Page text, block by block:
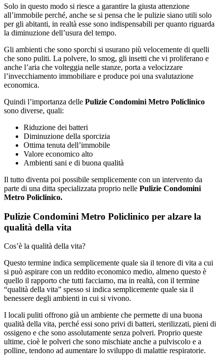
Solo in questo modo si riesce a garantire la giusta attenzione
all’immobile perché, anche se si pensa che le pulizie siano utili solo
per gli abitanti, in realtà esse sono indispensabili per quanto riguarda
la diminuzione dell’usura del tempo.
Gli ambienti che sono sporchi si usurano più velocemente di quelli
che sono puliti. La polvere, lo smog, gli insetti che vi proliferano e
anche l’aria che volteggia nelle stanze, porta a velocizzare
l’invecchiamento immobiliare e produce poi una svalutazione
economica.
Quindi l’importanza delle Pulizie Condomini Metro Policlinico
sono diverse, quali:
Riduzione dei batteri
Diminuzione della sporcizia
Ottima tenuta dell’immobile
Valore economico alto
Ambienti sani e di buona qualità
Il tutto diventa poi possibile semplicemente con un intervento da
parte di una ditta specializzata proprio nelle Pulizie Condomini
Metro Policlinico.
Pulizie Condomini Metro Policlinico per alzare la
qualità della vita
Cos’è la qualità della vita?
Questo termine indica semplicemente quale sia il tenore di vita a cui
si può aspirare con un reddito economico medio, almeno questo è
quello il rapporto che tutti facciamo, ma in realtà, con il termine
“qualità della vita” spesso si indica semplicemente quale sia il
benessere degli ambienti in cui si vivono.
I locali puliti offrono già un ambiente che permette di una buona
qualità della vita, perché essi sono privi di batteri, sterilizzati, pieni di
ossigeno e che sono assolutamente senza polveri. Proprio queste
ultime, cioè le polveri che sono mischiate anche a pulviscolo e a
polline, tendono ad aumentare lo sviluppo di malattie respiratorie.